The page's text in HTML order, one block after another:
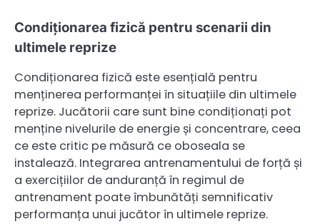
Condiționarea fizică pentru scenarii din
ultimele reprize
Condiționarea fizică este esențială pentru
menținerea performanței în situațiile din ultimele
reprize. Jucătorii care sunt bine condiționați pot
menține nivelurile de energie și concentrare, ceea
ce este critic pe măsură ce oboseala se
instalează. Integrarea antrenamentului de forță și
a exercițiilor de anduranță în regimul de
antrenament poate îmbunătăți semnificativ
performanța unui jucător în ultimele reprize.